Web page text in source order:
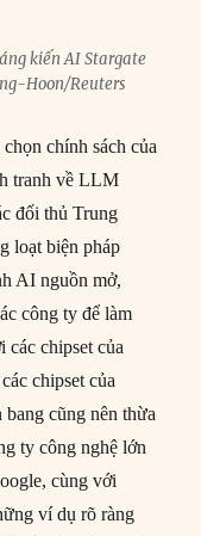
kiến AI Stargate
Hoon/Reuters
chính sách của
tranh về LLM
đối thủ Trung
loạt biện pháp
AI nguồn mở,
công ty để làm
các chipset của
chipset của
cũng nên thừa
ty công nghệ lớn
cùng với
ví dụ rõ ràng